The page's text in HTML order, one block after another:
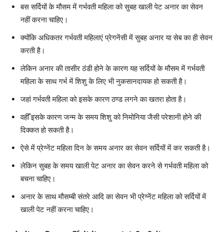
बस सर्दियों के मौसम में गर्भवती महिला को सुबह खाली पेट अनार का सेवन
नहीं करना चाहिए।
क्योंकि अधिकतर गर्भवती महिलाएं प्रेगनेंसी में सुबह अनार या सेब का ही सेवन
करती है।
लेकिन अनार की तासीर ठंडी होने के कारण यह सर्दियों के मौसम में गर्भवती
महिला के साथ गर्भ में शिशु के लिए भी नुकसानदायक हो सकती है।
जहां गर्भवती महिला को इसके कारण ठण्ड लगने का खतरा होता है।
वहीँ इसके कारण जन्म के समय शिशु को निमोनिया जैसी परेशानी होने की
दिक्कत हो सकती है।
ऐसे में प्रेग्नेंट महिला दिन के समय अनार का सेवन सर्दियों में कर सकती है।
लेकिन सुबह के समय खाली पेट अनार का सेवन करने से गर्भवती महिला को
बचना चाहिए।
अनार के साथ मौसम्बी संतरे आदि का सेवन भी प्रेग्नेंट महिला को सर्दियों में
खाली पेट नहीं करना चाहिए।